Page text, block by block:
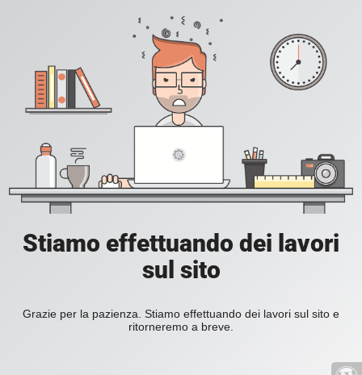
Stiamo effettuando dei lavori
sul sito
Grazie per la pazienza. Stiamo effettuando dei lavori sul sito e
ritorneremo a breve.